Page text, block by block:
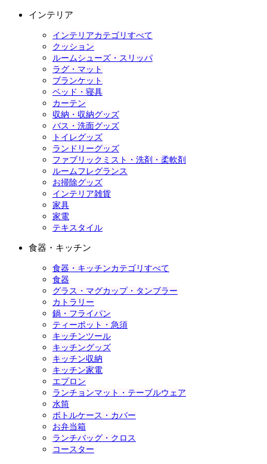
インテリア
インテリアカテゴリすべて
クッション
ルームシューズ・スリッパ
ラグ・マット
ブランケット
ベッド・寝具
カーテン
収納・収納グッズ
バス・洗面グッズ
トイレグッズ
ランドリーグッズ
ファブリックミスト・洗剤・柔軟剤
ルームフレグランス
お掃除グッズ
インテリア雑貨
家具
家電
テキスタイル
食器・キッチン
食器・キッチンカテゴリすべて
食器
グラス・マグカップ・タンブラー
カトラリー
鍋・フライパン
ティーポット・急須
キッチンツール
キッチングッズ
キッチン収納
キッチン家電
エプロン
ランチョンマット・テーブルウェア
水筒
ボトルケース・カバー
お弁当箱
ランチバッグ・クロス
コースター